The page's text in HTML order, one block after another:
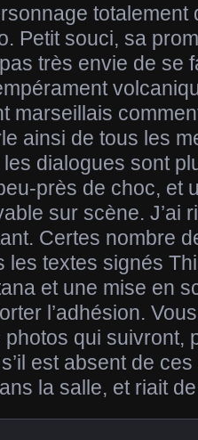
totalement
Petit souci, sa
très envie de se
marseillais
ainsi de tous les
dialogues sont
près de choc, et
sur scène. J’ai
Certes nombre
les textes signés
et une mise en
l’adhésion.
qui suivront,
est absent de
la salle, et riait